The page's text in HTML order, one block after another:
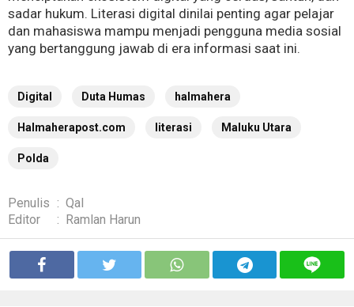
sadar hukum. Literasi digital dinilai penting agar pelajar
dan mahasiswa mampu menjadi pengguna media sosial
yang bertanggung jawab di era informasi saat ini.
Digital Duta Humas halmahera
Halmaherapost.com literasi Maluku Utara
Polda
Penulis : Qal
Editor
: Ramlan Harun